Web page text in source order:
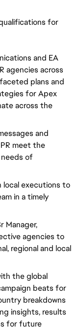
for
and EA
agencies across
plans and
for Apex
across the
and
meet the
of
local executions to
in a timely
Manager,
agencies to
regional and local
the global
beats for
breakdowns
insights, results
for future